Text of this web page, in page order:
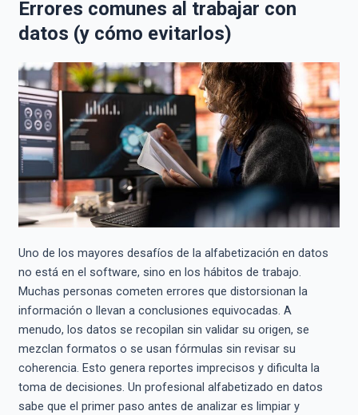
Errores comunes al trabajar con
datos (y cómo evitarlos)
Uno de los mayores desafíos de la alfabetización en datos
no está en el software, sino en los hábitos de trabajo.
Muchas personas cometen errores que distorsionan la
información o llevan a conclusiones equivocadas. A
menudo, los datos se recopilan sin validar su origen, se
mezclan formatos o se usan fórmulas sin revisar su
coherencia. Esto genera reportes imprecisos y dificulta la
toma de decisiones. Un profesional alfabetizado en datos
sabe que el primer paso antes de analizar es limpiar y